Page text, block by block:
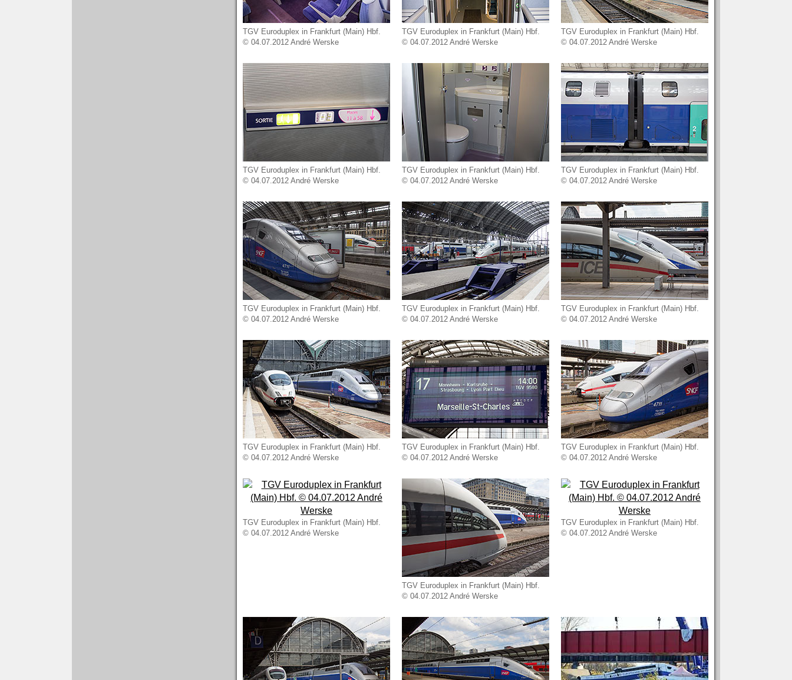
TGV Euroduplex in Frankfurt (Main) Hbf.
© 04.07.2012 André Werske
TGV Euroduplex in Frankfurt (Main) Hbf.
© 04.07.2012 André Werske
TGV Euroduplex in Frankfurt (Main) Hbf.
© 04.07.2012 André Werske
TGV Euroduplex in Frankfurt (Main) Hbf.
© 04.07.2012 André Werske
TGV Euroduplex in Frankfurt (Main) Hbf.
© 04.07.2012 André Werske
TGV Euroduplex in Frankfurt (Main) Hbf.
© 04.07.2012 André Werske
TGV Euroduplex in Frankfurt (Main) Hbf.
© 04.07.2012 André Werske
TGV Euroduplex in Frankfurt (Main) Hbf.
© 04.07.2012 André Werske
TGV Euroduplex in Frankfurt (Main) Hbf.
© 04.07.2012 André Werske
TGV Euroduplex in Frankfurt (Main) Hbf.
© 04.07.2012 André Werske
TGV Euroduplex in Frankfurt (Main) Hbf.
© 04.07.2012 André Werske
TGV Euroduplex in Frankfurt (Main) Hbf.
© 04.07.2012 André Werske
TGV Euroduplex in Frankfurt (Main) Hbf.
© 04.07.2012 André Werske
TGV Euroduplex in Frankfurt (Main) Hbf.
© 04.07.2012 André Werske
TGV Euroduplex in Frankfurt (Main) Hbf.
© 04.07.2012 André Werske